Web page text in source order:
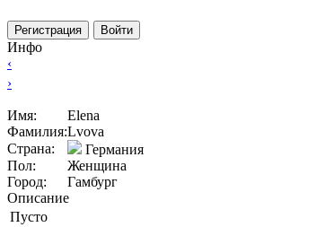
Регистрация Войти
Инфо
‹
›
Имя:
Elena
Фамилия:Lvova
Страна:
Германия
Пол:
Женщина
Город:
Гамбург
Описание
Пусто